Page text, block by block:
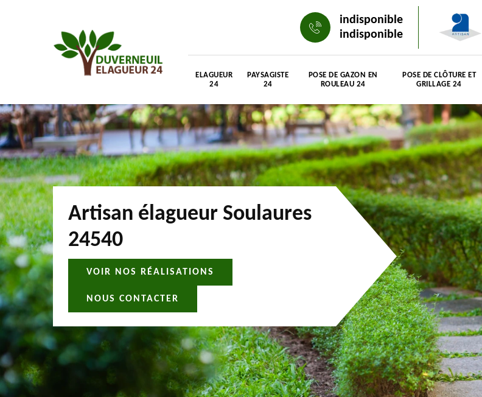
indisponible
indisponible
ELAGUEUR
24
PAYSAGISTE
24
POSE DE GAZON EN
ROULEAU 24
POSE DE CLÔTURE ET
GRILLAGE 24
Artisan élagueur Soulaures
24540
VOIR NOS RÉALISATIONS
NOUS CONTACTER